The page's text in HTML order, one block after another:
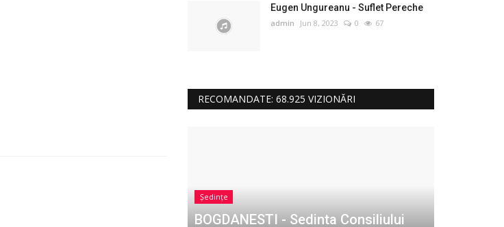
Eugen Ungureanu - Suflet Pereche
admin Jun 8, 2023 0 67
RECOMANDATE: 68.925 VIZIONĂRI
Ședințe
BOGDANESTI - Sedinta Consiliului